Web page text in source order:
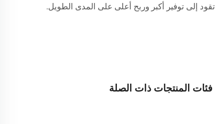
تقود إلى توفير أكبر وربح أعلى على المدى الطويل.
فئات المنتجات ذات الصلة